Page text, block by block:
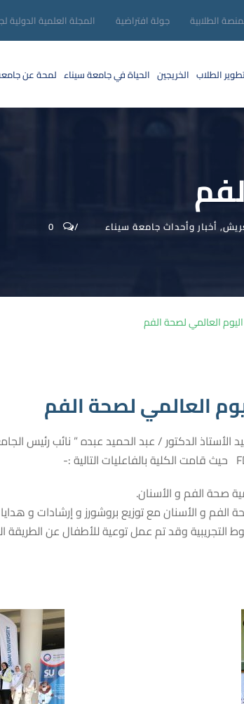
الطلابية جولة افتراضية المجلة العلمية الدولية
الطلاب الخريجين الحياة في جامعة سيناء لمحة عن
, أخبار وأحداث جامعة سيناء 0
اليوم العالمي لصحة الفم
العالمي لصحة الفم
الدكتور / عبد الحميد عبده ” نائب رئيس
صحة الفم و الأسنان.
و الأسنان مع توزيع بروشورز و إرشادات و
التجريبية وقد تم عمل توعية للأطفال عن